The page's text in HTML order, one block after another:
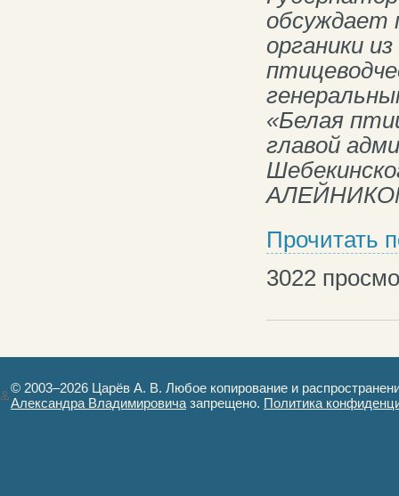
обсуждает
органики
«Белая
главой
Прочитать
3022
© 2003–2026 Царёв А. В. Любое копирование и
Александра Владимировича запрещено. Политика
Авторизация